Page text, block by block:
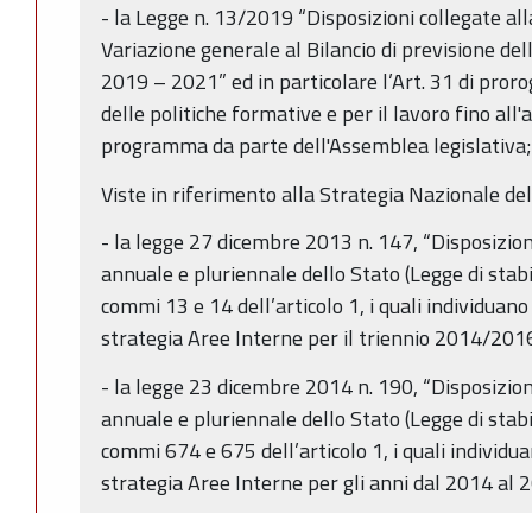
- la Legge n. 13/2019 “Disposizioni collegate
Variazione generale al Bilancio di previsione
2019 – 2021” ed in particolare l’Art. 31 di
delle politiche formative e per il lavoro fino
programma da parte dell'Assemblea legislativa;
Viste in riferimento alla Strategia Nazionale
- la legge 27 dicembre 2013 n. 147,
annuale e pluriennale dello Stato (Legge di
commi 13 e 14 dell’articolo 1, i quali
strategia Aree Interne per il triennio 2014/
- la legge 23 dicembre 2014 n. 190,
annuale e pluriennale dello Stato (Legge di
commi 674 e 675 dell’articolo 1, i quali
strategia Aree Interne per gli anni dal 2014 al